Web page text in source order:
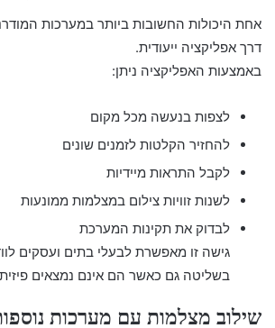
אחת היכולות החשובות ביותר במערכות
דרך אפליקציה ייעודית.
באמצעות האפליקציה ניתן:
לצפות בנעשה מכל מקום
להחזיר הקלטות לזמנים שונים
לקבל התראות מיידיות
לשנות זוויות צילום במצלמות ממונעות
לבדוק את תקינות המערכת
גישה זו מאפשרת לבעלי בתים ועסקים
בשליטה גם כאשר הם אינם נמצאים
שילוב מצלמות עם מערכות